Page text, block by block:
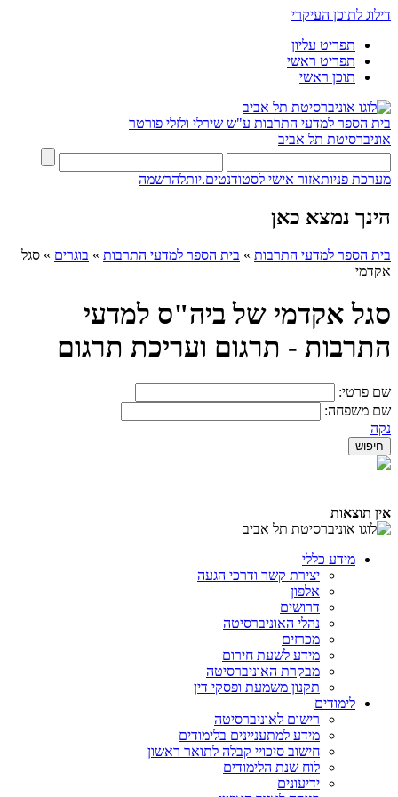
דילוג לתוכן העיקרי
תפריט עליון
תפריט ראשי
תוכן ראשי
בית הספר למדעי התרבות ע"ש שירלי ולזלי פורטר
אוניברסיטת תל אביב
מערכת פניותאזור אישי לסטודנטים.יותלהרשמה
הינך נמצא כאן
בית הספר למדעי התרבות » בית הספר למדעי התרבות » בוגרים » סגל
אקדמי
סגל אקדמי של ביה"ס למדעי
התרבות - תרגום ועריכת תרגום
שם פרטי:
שם משפחה:
נקה
אין תוצאות
מידע כללי
יצירת קשר ודרכי הגעה
אלפון
דרושים
נהלי האוניברסיטה
מכרזים
מידע לשעת חירום
מבקרת האוניברסיטה
תקנון משמעת ופסקי דין
לימודים
רישום לאוניברסיטה
מידע למתעניינים בלימודים
חישוב סיכויי קבלה לתואר ראשון
לוח שנת הלימודים
ידיעונים